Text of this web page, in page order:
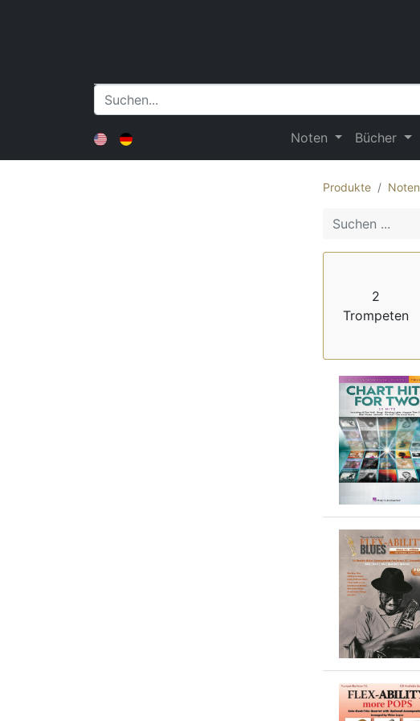
Noten Bücher
Produkte Noten
2
Trompeten